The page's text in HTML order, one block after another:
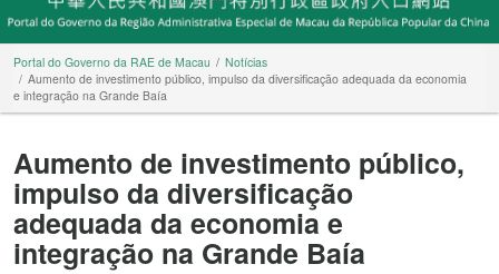
Portal do Governo da RAE de Macau
Notícias
Aumento de investimento público, impulso da diversificação adequada da economia
e integração na Grande Baía
Aumento de investimento público,
impulso da diversificação
adequada da economia e
integração na Grande Baía